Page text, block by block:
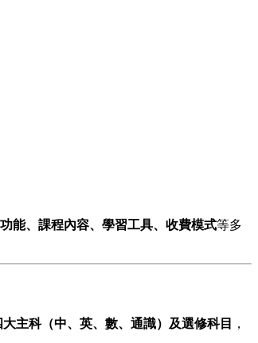
能、課程內容、學習工具、收費模式等多
大主科（中、英、數、通識）及選修科目
，